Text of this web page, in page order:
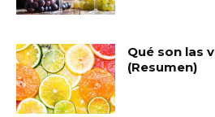
Qué son las
(Resumen)